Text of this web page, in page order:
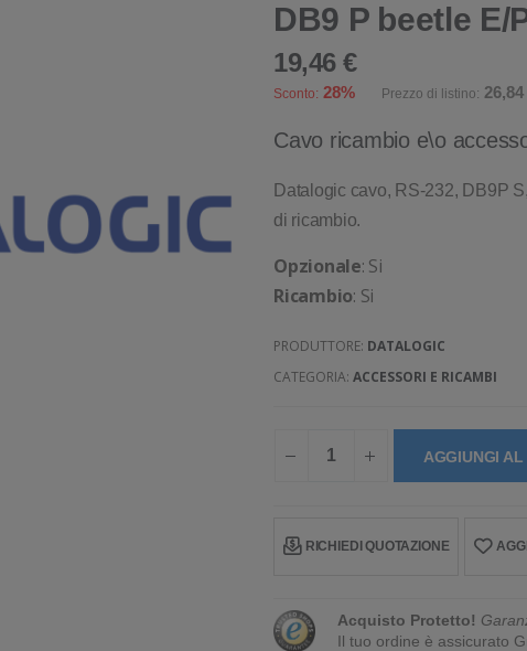
DB9 P beetle E/
19,46 €
Sconto: 28% Prezzo di listino: 26,84
Cavo ricambio e\o
Datalogic cavo, RS-232, DB9P
di ricambio.
Opzionale: Si
Ricambio: Si
PRODUTTORE: DATALOGIC
CATEGORIA:ACCESSORI E RICAMBI
AGGIUNGI
RICHIEDI QUOTAZIONE
Acquisto Protetto!
Il tuo ordine è assicurato